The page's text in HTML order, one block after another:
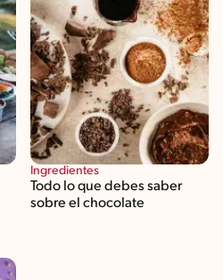
Ingredientes
Todo lo que debes saber
sobre el chocolate